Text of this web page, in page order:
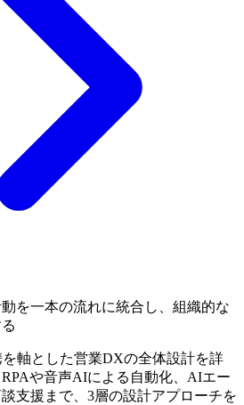
を一本の流れに統合し、組織的な
軸とした営業DXの全体設計を詳
や音声AIによる自動化、AIエー
支援まで、3層の設計アプローチを